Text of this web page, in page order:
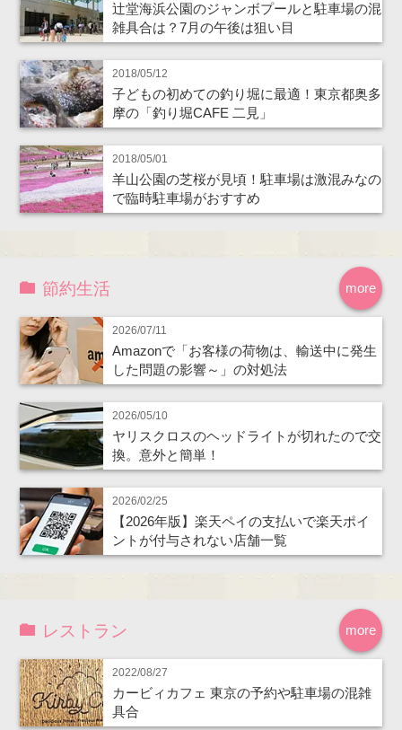
辻堂海浜公園のジャンボプールと駐車場の混
雑具合は？7月の午後は狙い目
2018/05/12
子どもの初めての釣り堀に最適！東京都奥多
摩の「釣り堀CAFE 二見」
2018/05/01
羊山公園の芝桜が見頃！駐車場は激混みなの
で臨時駐車場がおすすめ
more
節約生活
2026/07/11
Amazonで「お客様の荷物は、輸送中に発生
した問題の影響～」の対処法
2026/05/10
ヤリスクロスのヘッドライトが切れたので交
換。意外と簡単！
2026/02/25
【2026年版】楽天ペイの支払いで楽天ポイ
ントが付与されない店舗一覧
more
レストラン
2022/08/27
カービィカフェ 東京の予約や駐車場の混雑
具合